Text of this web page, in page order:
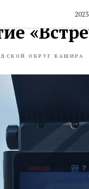
ОКРУГ КАШИРА